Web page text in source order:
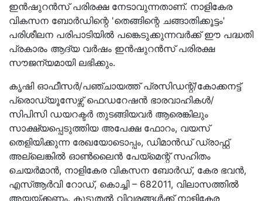
ഇൻഷുറൻസ് പരിരക്ഷ നേടാവുന്നതാണ്. നാളികേര
വികസന ബോർഡിന്റെ 'തെങ്ങിന്റെ ചങ്ങാതിക്കൂട്ടം'
പരിശീലന പരിപാടിയിൽ പങ്കെടുക്കുന്നവർക്ക് ഈ പദ്ധതി
പ്രകാരം ആദ്യ വർഷം ഇൻഷുറൻസ് പരിരക്ഷ
സൗജന്യമായി ലഭിക്കും.
കൃഷി ഓഫീസർ/പഞ്ചായത്ത് പ്രസിഡന്റ്/കോക്കനട്ട്
പ്രൊഡ്യൂസേഴ്സ് ഫെഡറേഷൻ ഭാരവാഹികൾ/
സിപിസി ഡയറക്ടർ തുടങ്ങിയവർ ആരെങ്കിലും
സാക്ഷ്യപ്പെടുത്തിയ അപേക്ഷ ഫോറം, വയസ്
തെളിയിക്കുന്ന രേഖയോടൊപ്പം, ഡിമാൻഡ് ഡ്രാഫ്റ്റ്
അല്ലെങ്കിൽ ഓൺലൈൻ പേയ്‌മെന്റ് സഹിതം
ചെയർമാൻ, നാളികേര വികസന ബോർഡ്, കേര ഭവൻ,
എസ്ആർവി റോഡ്, കൊച്ചി – 682011, വിലാസത്തിൽ
അയയ്ക്കണം. കൂടുതൽ വിവരങ്ങൾക്ക് നാളികേര